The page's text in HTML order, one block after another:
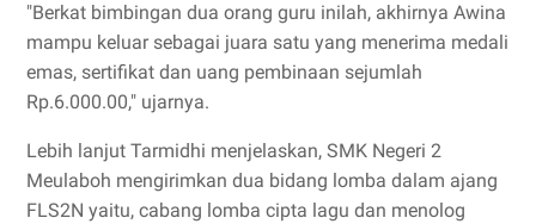
"Berkat bimbingan dua orang guru inilah, akhirnya Awina
mampu keluar sebagai juara satu yang menerima medali
emas, sertifikat dan uang pembinaan sejumlah
Rp.6.000.00," ujarnya.
Lebih lanjut Tarmidhi menjelaskan, SMK Negeri 2
Meulaboh mengirimkan dua bidang lomba dalam ajang
FLS2N yaitu, cabang lomba cipta lagu dan menolog